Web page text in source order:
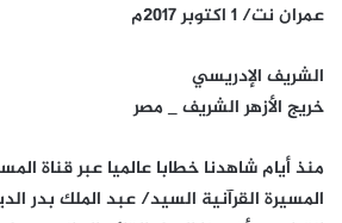
عمران نت/ 1 اكتوبر 2017م
الشريف الإدريسي
خريج الأزهر الشريف _ مصر
منذ أيام شاهدنا خطابا عالميا عبر قناة
المسيرة القرآنية السيد/ عبد الملك بدر